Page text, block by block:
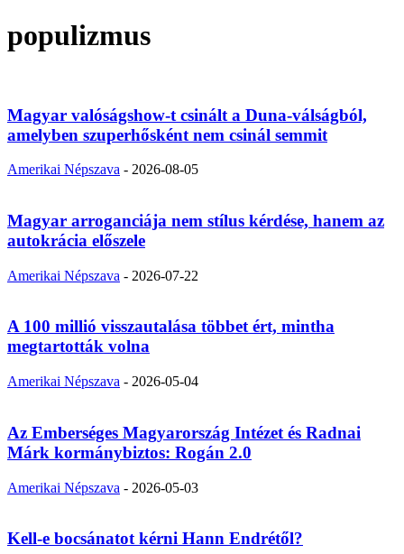
populizmus
Magyar valóságshow-t csinált a Duna-válságból,
amelyben szuperhősként nem csinál semmit
Amerikai Népszava - 2026-08-05
Magyar arroganciája nem stílus kérdése, hanem az
autokrácia előszele
Amerikai Népszava - 2026-07-22
A 100 millió visszautalása többet ért, mintha
megtartották volna
Amerikai Népszava - 2026-05-04
Az Emberséges Magyarország Intézet és Radnai
Márk kormánybiztos: Rogán 2.0
Amerikai Népszava - 2026-05-03
Kell-e bocsánatot kérni Hann Endrétől?